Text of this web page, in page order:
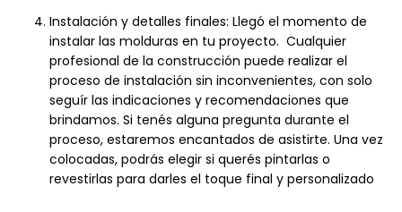
Instalación y detalles finales: Llegó el momento de
instalar las molduras en tu proyecto. Cualquier
profesional de la construcción puede realizar el
proceso de instalación sin inconvenientes, con solo
seguír las indicaciones y recomendaciones que
brindamos. Si tenés alguna pregunta durante el
proceso, estaremos encantados de asistirte. Una vez
colocadas, podrás elegir si querés pintarlas o
revestirlas para darles el toque final y personalizado